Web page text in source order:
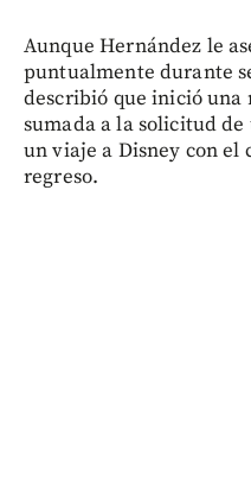
Aunque Hernández le
puntualmente durante
describió que inició
sumada a la solicitud
un viaje a Disney con el
regreso.